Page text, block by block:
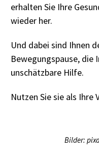
erhalten Sie Ihre
wieder her.
Und dabei sind Ihnen
Bewegungspause, die
unschätzbare Hilfe.
Nutzen Sie sie als Ihre
Bilder: